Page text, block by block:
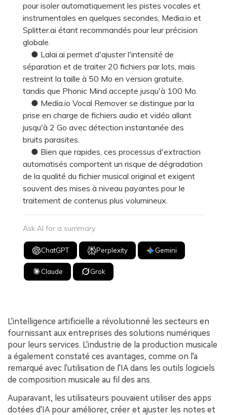
pour isoler automatiquement les pistes vocales et
instrumentales en quelques secondes, Media.io et
Splitter.ai étant recommandés pour leur précision
globale.
● Lalai.ai permet d'ajuster l'intensité de
séparation et de traiter 20 fichiers par lots, mais
restreint la taille à 50 Mo en version gratuite,
tandis que Phonic Mind accepte jusqu'à 100 Mo.
● Media.io Vocal Remover se distingue par la
prise en charge de fichiers audio et vidéo allant
jusqu'à 2 Go avec détection instantanée des
bruits parasites.
● Bien que rapides, ces processus d'extraction
automatisés comportent un risque de dégradation
de la qualité du fichier musical original et exigent
souvent des mises à niveau payantes pour le
traitement de contenus plus volumineux.
Ask AI for a summary
ChatGPT Perplexity Gemini
Claude Grok
L'intelligence artificielle a révolutionné les secteurs en
fournissant aux entreprises des solutions numériques
pour leurs services. L'industrie de la production musicale
a également constaté ces avantages, comme on l'a
remarqué avec l'utilisation de l'IA dans les outils logiciels
de composition musicale au fil des ans.
Auparavant, les utilisateurs pouvaient utiliser des apps
dotées d'IA pour améliorer, créer et ajuster les notes et